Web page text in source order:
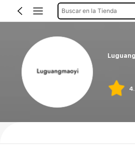
Buscar en la Tienda